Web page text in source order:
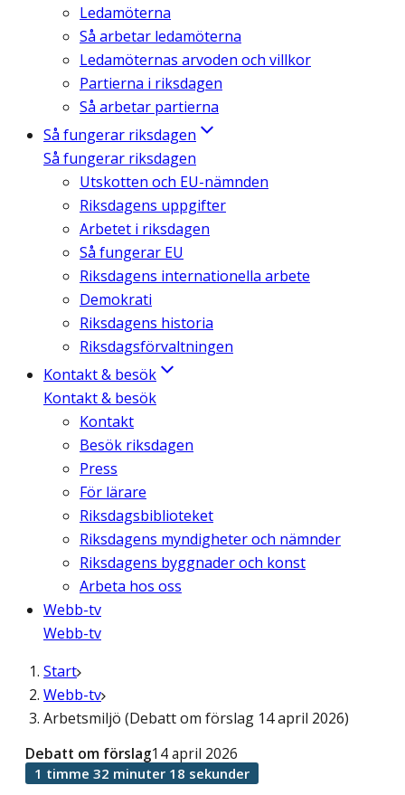
Ledamöterna
Så arbetar ledamöterna
Ledamöternas arvoden och villkor
Partierna i riksdagen
Så arbetar partierna
Så fungerar riksdagen
Så fungerar riksdagen
Utskotten och EU-nämnden
Riksdagens uppgifter
Arbetet i riksdagen
Så fungerar EU
Riksdagens internationella arbete
Demokrati
Riksdagens historia
Riksdagsförvaltningen
Kontakt & besök
Kontakt & besök
Kontakt
Besök riksdagen
Press
För lärare
Riksdagsbiblioteket
Riksdagens myndigheter och nämnder
Riksdagens byggnader och konst
Arbeta hos oss
Webb-tv
Webb-tv
Start
Webb-tv
Arbetsmiljö (Debatt om förslag 14 april 2026)
Debatt om förslag14 april 2026
1 timme 32 minuter 18 sekunder